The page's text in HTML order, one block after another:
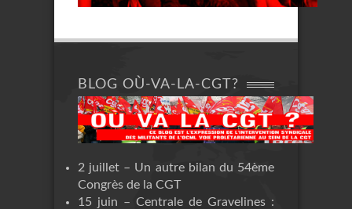
BLOG OÙ-VA-LA-CGT?
2 juillet – Un autre bilan du 54ème
Congrès de la CGT
15 juin – Centrale de Gravelines :